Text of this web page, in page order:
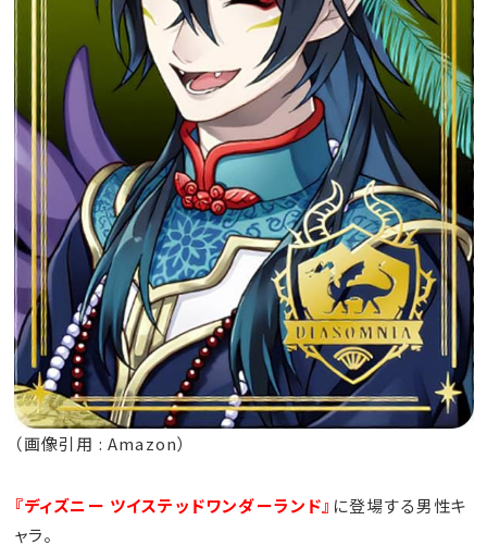
（画像引用 : Amazon）
『ディズニー ツイステッドワンダーランド』 に登場する男性キ
ャラ。